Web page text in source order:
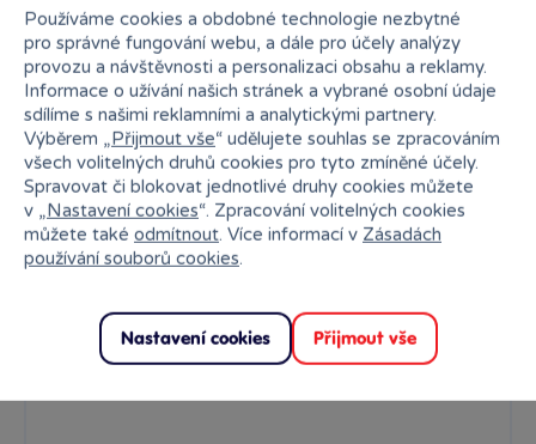
Rezervovat
Používáme cookies a obdobné technologie nezbytné
pro správné fungování webu, a dále pro účely analýzy
provozu a návštěvnosti a personalizaci obsahu a reklamy.
Informace o užívání našich stránek a vybrané osobní údaje
sdílíme s našimi reklamními a analytickými partnery.
Výběrem „Přijmout vše“ udělujete souhlas se zpracováním
všech volitelných druhů cookies pro tyto zmíněné účely.
Spravovat či blokovat jednotlivé druhy cookies můžete
v „Nastavení cookies“. Zpracování volitelných cookies
můžete také odmítnout. Více informací v Zásadách
používání souborů cookies.
Nastavení cookies Přijmout vše